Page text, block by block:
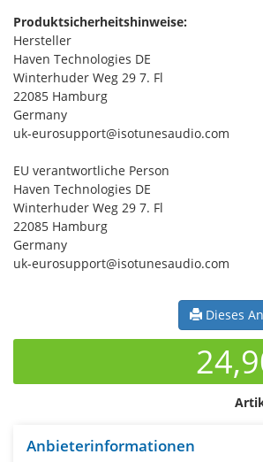
Produktsicherheitshinweise:
Hersteller
Haven Technologies DE
Winterhuder Weg 29 7. Fl
22085 Hamburg
Germany
uk-eurosupport@isotunesaudio.com
EU verantwortliche Person
Haven Technologies DE
Winterhuder Weg 29 7. Fl
22085 Hamburg
Germany
uk-eurosupport@isotunesaudio.com
Dieses
Anbieterinformationen